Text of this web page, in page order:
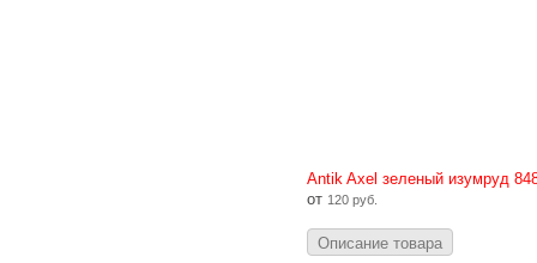
Antik Axel зеленый изумруд
от 120 руб.
Описание товара